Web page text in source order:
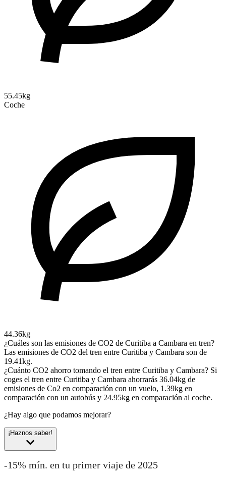
55.45kg
Coche
44.36kg
¿Cuáles son las emisiones de CO2 de Curitiba a Cambara en tren?
Las emisiones de CO2 del tren entre Curitiba y Cambara son de
19.41kg.
¿Cuánto CO2 ahorro tomando el tren entre Curitiba y Cambara? Si
coges el tren entre Curitiba y Cambara ahorrarás 36.04kg de
emisiones de Co2 en comparación con un vuelo, 1.39kg en
comparación con un autobús y 24.95kg en comparación al coche.
¿Hay algo que podamos mejorar?
¡Haznos saber!
-15% mín. en tu primer viaje de 2025